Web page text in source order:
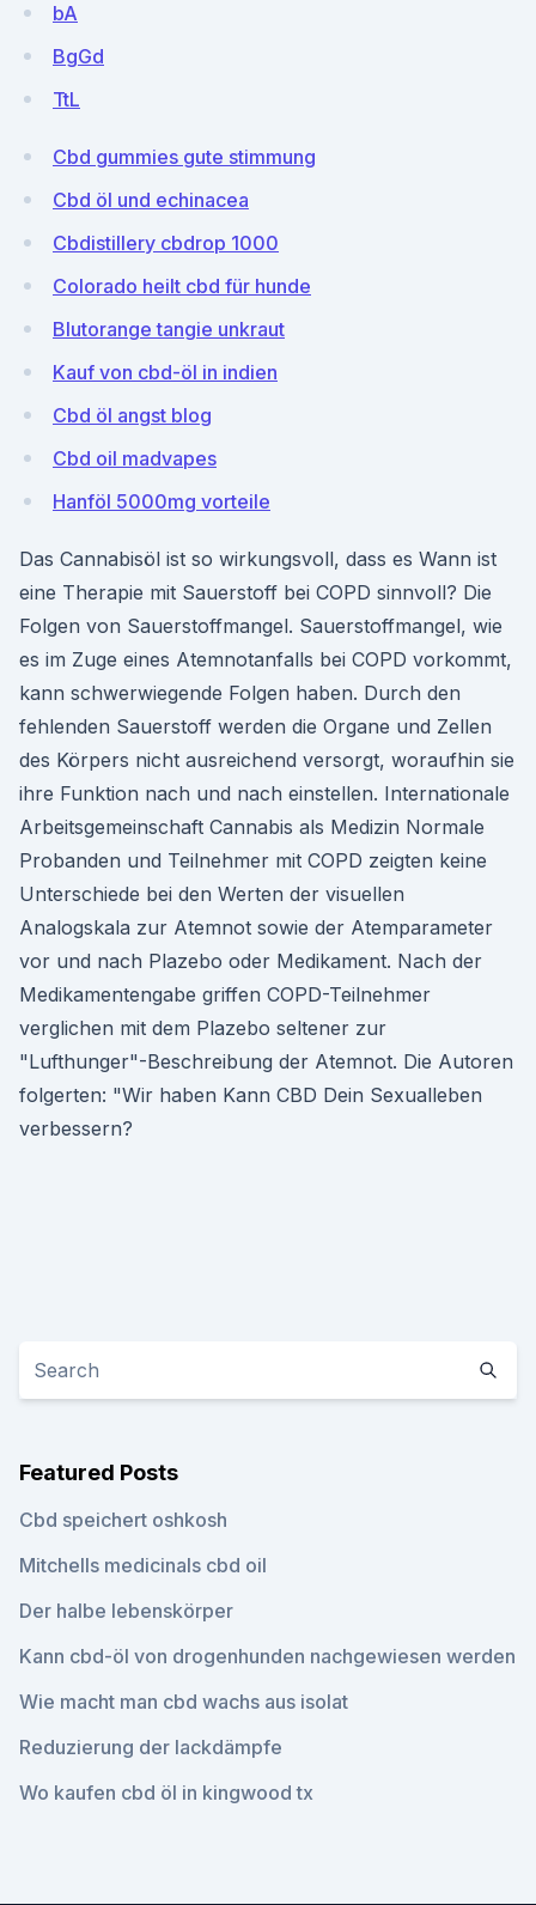
bA
BgGd
TtL
Cbd gummies gute stimmung
Cbd öl und echinacea
Cbdistillery cbdrop 1000
Colorado heilt cbd für hunde
Blutorange tangie unkraut
Kauf von cbd-öl in indien
Cbd öl angst blog
Cbd oil madvapes
Hanföl 5000mg vorteile
Das Cannabisöl ist so wirkungsvoll, dass es Wann ist
eine Therapie mit Sauerstoff bei COPD sinnvoll? Die
Folgen von Sauerstoffmangel. Sauerstoffmangel, wie
es im Zuge eines Atemnotanfalls bei COPD vorkommt,
kann schwerwiegende Folgen haben. Durch den
fehlenden Sauerstoff werden die Organe und Zellen
des Körpers nicht ausreichend versorgt, woraufhin sie
ihre Funktion nach und nach einstellen. Internationale
Arbeitsgemeinschaft Cannabis als Medizin Normale
Probanden und Teilnehmer mit COPD zeigten keine
Unterschiede bei den Werten der visuellen
Analogskala zur Atemnot sowie der Atemparameter
vor und nach Plazebo oder Medikament. Nach der
Medikamentengabe griffen COPD-Teilnehmer
verglichen mit dem Plazebo seltener zur
"Lufthunger"-Beschreibung der Atemnot. Die Autoren
folgerten: "Wir haben Kann CBD Dein Sexualleben
verbessern?
Featured Posts
Cbd speichert oshkosh
Mitchells medicinals cbd oil
Der halbe lebenskörper
Kann cbd-öl von drogenhunden nachgewiesen werden
Wie macht man cbd wachs aus isolat
Reduzierung der lackdämpfe
Wo kaufen cbd öl in kingwood tx